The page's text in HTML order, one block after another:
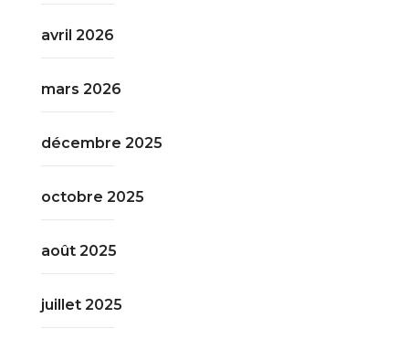
avril 2026
mars 2026
décembre 2025
octobre 2025
août 2025
juillet 2025